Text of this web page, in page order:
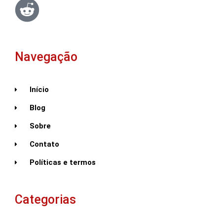
Navegação
Início
Blog
Sobre
Contato
Políticas e termos
Categorias